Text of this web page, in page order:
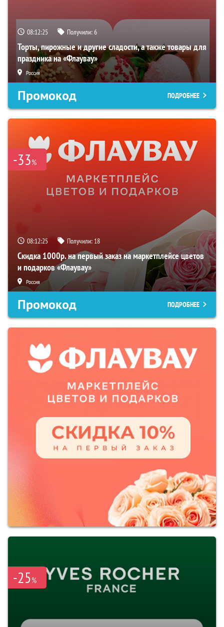
08:12:24 Получили:6
Торты, пирожные и другие сладости, а также товары для
праздника на «Флаувау»
Россия
Промокод ПОДРОБНЕЕ
-33%
08:12:24 Получили: 18
Скидка 1000р. на первый заказ на маркетплейсе цветов
и подарков «Флаувау»
Россия
Промокод ПОДРОБНЕЕ
-25%